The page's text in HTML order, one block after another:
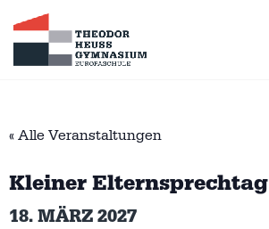
« Alle Veranstaltungen
Kleiner Elternsprechtag
18. MÄRZ 2027